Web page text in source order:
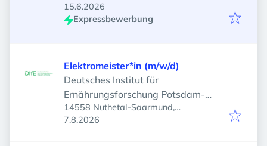
Veröffentlicht
15.6.2026
Expressbewerbung
Elektromeister*in (m/w/d)
Deutsches Institut für
Ernährungsforschung Potsdam-
Rehbrücke
14558 Nuthetal-Saarmund,
Deutschland
Veröffentlicht
7.8.2026